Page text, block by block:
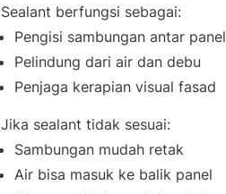
Sealant berfungsi sebagai:
Pengisi sambungan antar panel
Pelindung dari air dan debu
Penjaga kerapian visual fasad
Jika sealant tidak sesuai:
Sambungan mudah retak
Air bisa masuk ke balik panel